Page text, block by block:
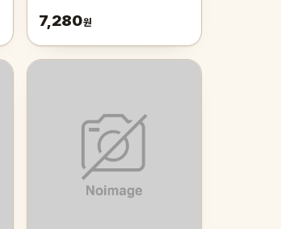
7,280원